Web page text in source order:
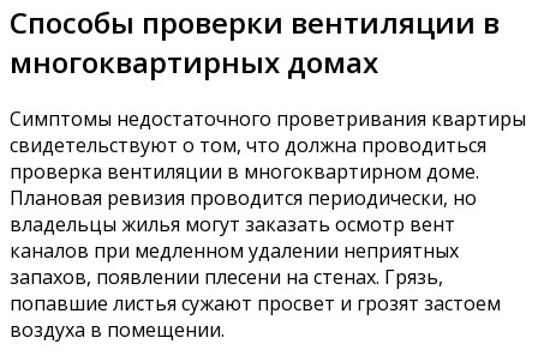
Способы проверки вентиляции в
многоквартирных домах
Симптомы недостаточного проветривания квартиры
свидетельствуют о том, что должна проводиться
проверка вентиляции в многоквартирном доме.
Плановая ревизия проводится периодически, но
владельцы жилья могут заказать осмотр вент
каналов при медленном удалении неприятных
запахов, появлении плесени на стенах. Грязь,
попавшие листья сужают просвет и грозят застоем
воздуха в помещении.